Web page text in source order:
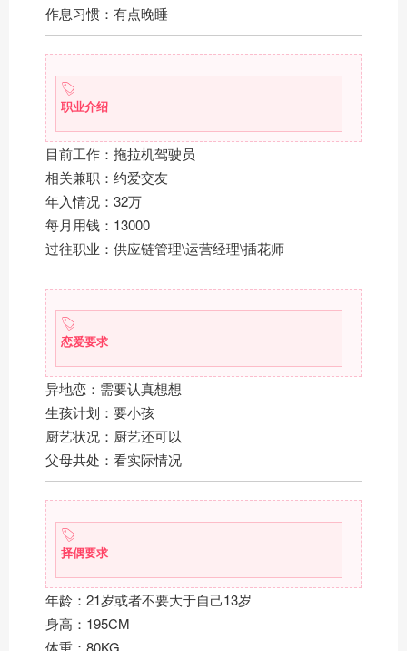
作息习惯：有点晚睡
职业介绍
目前工作：拖拉机驾驶员
相关兼职：约爱交友
年入情况：32万
每月用钱：13000
过往职业：供应链管理\运营经理\插花师
恋爱要求
异地恋：需要认真想想
生孩计划：要小孩
厨艺状况：厨艺还可以
父母共处：看实际情况
择偶要求
年龄：21岁或者不要大于自己13岁
身高：195CM
体重：80KG